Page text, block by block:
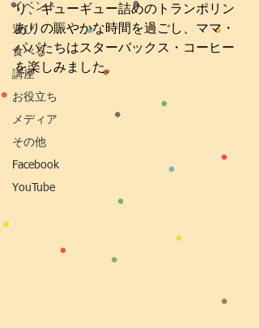
イベント
遊び
食べる
講座
お役立ち
メディア
その他
Facebook
YouTube
り、ギューギュー詰めのトランポリン
ありの賑やかな時間を過ごし、ママ・
パパたちはスターバックス・コーヒー
を楽しみました。